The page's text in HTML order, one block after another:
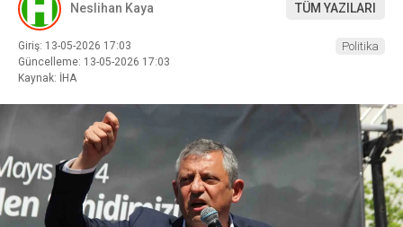
Neslihan Kaya TÜM YAZILARI
Giriş: 13-05-2026 17:03
Güncelleme: 13-05-2026 17:03
Kaynak: İHA
Politika